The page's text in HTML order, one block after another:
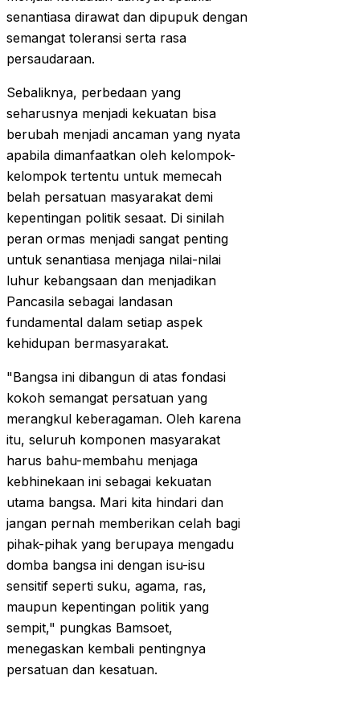
senantiasa dirawat dan dipupuk dengan
semangat toleransi serta rasa
persaudaraan.
Sebaliknya, perbedaan yang
seharusnya menjadi kekuatan bisa
berubah menjadi ancaman yang nyata
apabila dimanfaatkan oleh kelompok-
kelompok tertentu untuk memecah
belah persatuan masyarakat demi
kepentingan politik sesaat. Di sinilah
peran ormas menjadi sangat penting
untuk senantiasa menjaga nilai-nilai
luhur kebangsaan dan menjadikan
Pancasila sebagai landasan
fundamental dalam setiap aspek
kehidupan bermasyarakat.
"Bangsa ini dibangun di atas fondasi
kokoh semangat persatuan yang
merangkul keberagaman. Oleh karena
itu, seluruh komponen masyarakat
harus bahu-membahu menjaga
kebhinekaan ini sebagai kekuatan
utama bangsa. Mari kita hindari dan
jangan pernah memberikan celah bagi
pihak-pihak yang berupaya mengadu
domba bangsa ini dengan isu-isu
sensitif seperti suku, agama, ras,
maupun kepentingan politik yang
sempit," pungkas Bamsoet,
menegaskan kembali pentingnya
persatuan dan kesatuan.